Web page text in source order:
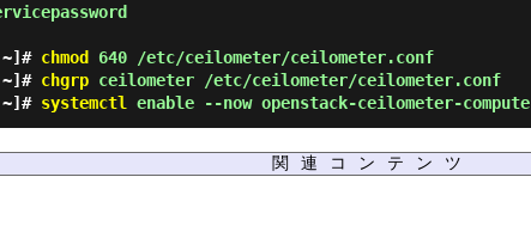
~]# chmod
640 /etc/ceilometer/ceilometer.conf
~]# chgrp ceilometer /etc/ceilometer/ceilometer.conf
~]# systemctl enable --now openstack-ceilometer-compute
関連コンテンツ